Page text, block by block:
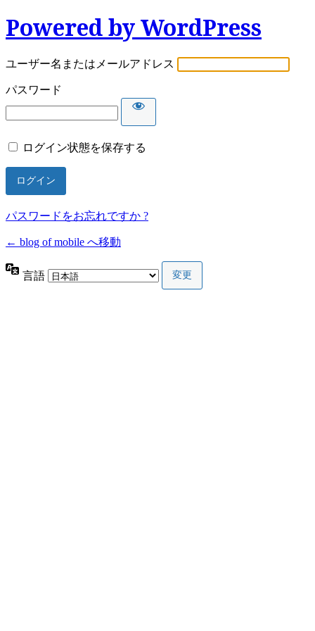
Powered by WordPress
ユーザー名またはメールアドレス
パスワード
ログイン状態を保存する
パスワードをお忘れですか ?
← blog of mobile へ移動
言語